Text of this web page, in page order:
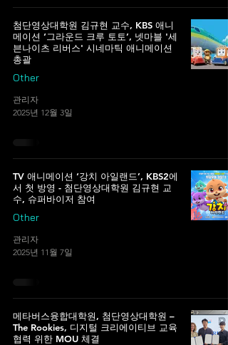
첨단영상대학원 김규현 교수, KBS 애니
메이션 ‘그라운드 크루 토토’, 넷마블 '세
븐나이츠 리버스' 시네마틱 애니메이션
총괄
Other
관리자
2025년 12월 3일
TV 애니메이션 ‘강치 아일랜드’, KBS2에
서 첫 방영 - 첨단영상대학원 김규현 교
수, 슈퍼바이저 참여
Other
관리자
2025년 11월 7일
메타버스융합대학원, 첨단영상대학원 –
The Rookies, 디지털 크리에이티브 교육
협력 위한 MOU 체결